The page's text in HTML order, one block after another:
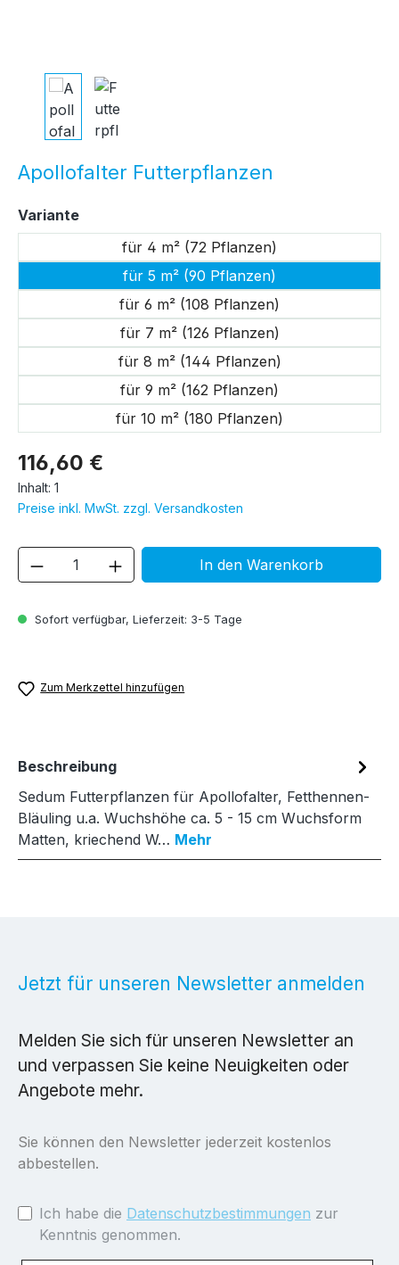
Apollofalter Futterpflanzen
116,60 €
Inhalt: 1
Preise inkl. MwSt. zzgl. Versandkosten
Sofort verfügbar, Lieferzeit: 3-5 Tage
Varianteauswählen
für 4 m² (72 Pflanzen)
für 5 m² (90 Pflanzen)
für 6 m² (108 Pflanzen)
für 7 m² (126 Pflanzen)
für 8 m² (144 Pflanzen)
für 9 m² (162 Pflanzen)
für 10 m² (180 Pflanzen)
Produkt Anzahl: Gib denIn den Warenkorb
Zum Merkzettel hinzufügen
Beschreibung
Sedum Futterpflanzen für Apollofalter, Fetthennen-
Bläuling u.a. Wuchshöhe ca. 5 - 15 cm Wuchsform
Matten, kriechend W… Mehr
Jetzt für unseren Newsletter anmelden
Melden Sie sich für unseren Newsletter an
und verpassen Sie keine Neuigkeiten oder
Angebote mehr.
Sie können den Newsletter jederzeit kostenlos
abbestellen.
Ich habe die Datenschutzbestimmungen zur
Kenntnis genommen.